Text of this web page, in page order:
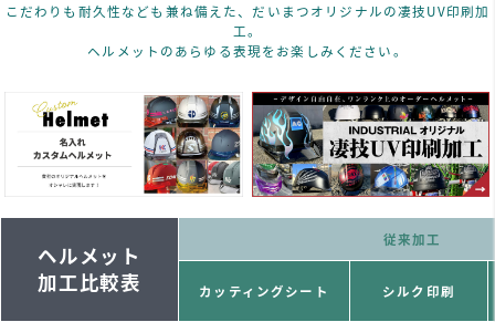
こだわりも耐久性なども兼ね備えた、だいまつオリジナルの凄技UV印刷加
工。
ヘルメットのあらゆる表現をお楽しみください。
ヘルメット
加工比較表
従来加工
カッティングシート シルク印刷